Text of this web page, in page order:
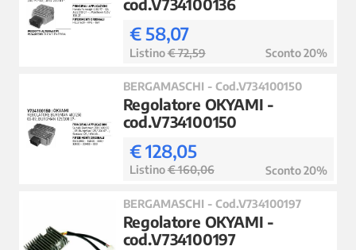
€ 58,07
Listino€ 72,59 Sconto 20%
BERGAMASCHI - Cod.V734100150
Regolatore OKYAMI -
cod.V734100150
€ 128,05
Listino€ 160,06 Sconto 20%
BERGAMASCHI - Cod.V734100197
Regolatore OKYAMI -
cod.V734100197